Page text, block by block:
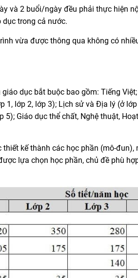
và 2 buổi/ngày đều phải thực hiện
trong cả nước.
vừa được thông qua không có
dục bắt buộc bao gồm: Tiếng
1, lớp 2, lớp 3); Lịch sử và Địa lý (ở
5); Giáo dục thể chất, Nghệ thuật,
kế thành các học phần (mô-
lựa chọn học phần, chủ đề phù